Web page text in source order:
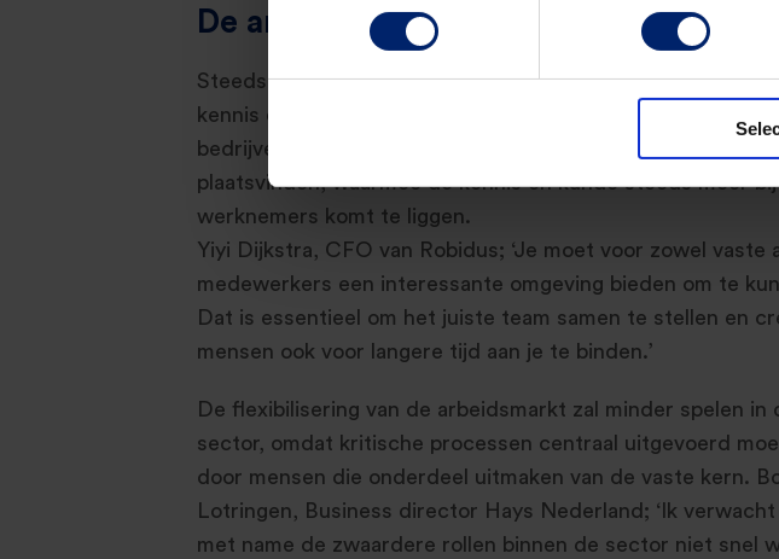
De arbeidsmarkt
Steeds belangrijker is dat de bedrijven talent aan zich
kennis en expertise in de financiële sector ligt nu nog sterk
bedrijven zelf. In de toekomst zal hierin echter een
plaatsvinden, waarmee de kennis en kunde steeds meer
werknemers komt te liggen.
Yiyi Dijkstra, CFO van Robidus; ‘Je moet voor zowel vaste
medewerkers een interessante omgeving bieden om te
Dat is essentieel om het juiste team samen te stellen en
mensen ook voor langere tijd aan je te binden.’
De flexibilisering van de arbeidsmarkt zal minder spelen in
sector, omdat kritische processen centraal uitgevoerd
door mensen die onderdeel uitmaken van de vaste kern.
Lotringen, Business director Hays Nederland; ‘Ik
met name de zwaardere rollen binnen de sector niet snel